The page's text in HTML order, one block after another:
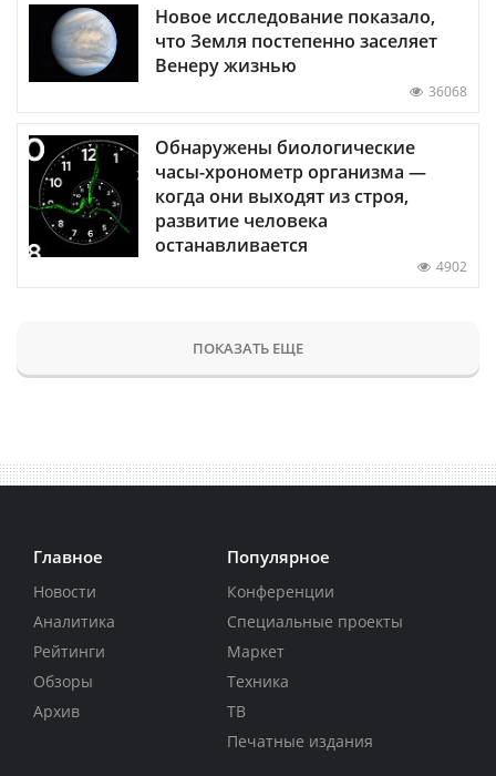
Новое исследование показало,
что Земля постепенно заселяет
Венеру жизнью
36068
Обнаружены биологические
часы-хронометр организма —
когда они выходят из строя,
развитие человека
останавливается
4902
ПОКАЗАТЬ ЕЩЕ
Главное
Новости
Аналитика
Рейтинги
Обзоры
Архив
Популярное
Конференции
Специальные проекты
Маркет
Техника
ТВ
Печатные издания